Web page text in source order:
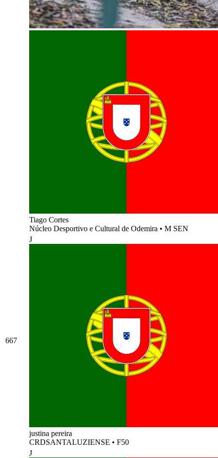
Tiago Cortes
Núcleo Desportivo e Cultural de Odemira • M SEN
667
J
justina pereira
CRDSANTALUZIENSE • F50
J